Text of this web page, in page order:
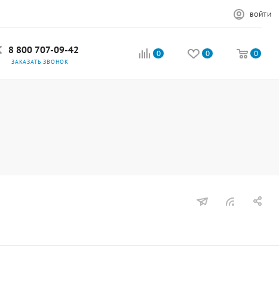
ВОЙТИ
8 800 707-09-42
ЗАКАЗАТЬ ЗВОНОК
0 0 0